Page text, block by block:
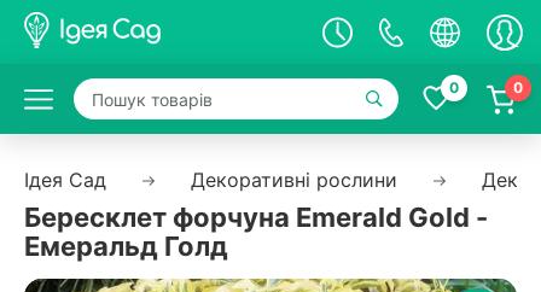
0 0
Ідея Сад Декоративні рослини
Бересклет форчуна Emerald Gold -
Емеральд Голд